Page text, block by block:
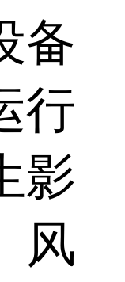
备
行
影
风